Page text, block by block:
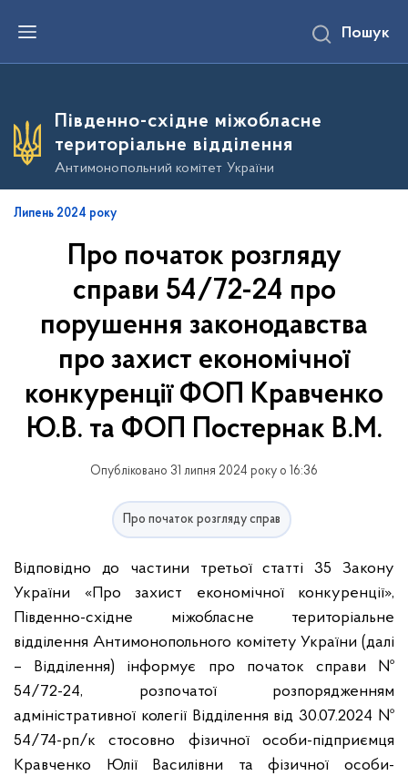
е
о
о
в
Пошук
Південно-східне міжобласне
територіальне відділення
Антимонопольний комітет України
Липень 2024 року
Про початок розгляду
справи 54/72-24 про
порушення законодавства
про захист економічної
конкуренції ФОП Кравченко
Ю.В. та ФОП Постернак В.М.
Опубліковано 31 липня 2024 року о 16:36
Про початок розгляду справ
Відповідно до частини третьої статті 35 Закону
України «Про захист економічної конкуренції»,
Південно-східне міжобласне територіальне
відділення Антимонопольного комітету України (далі
– Відділення) інформує про початок справи №
54/72-24, розпочатої розпорядженням
адміністративної колегії Відділення від 30.07.2024 №
54/74-рп/к стосовно фізичної особи-підприємця
Кравченко Юлії Василівни та фізичної особи-